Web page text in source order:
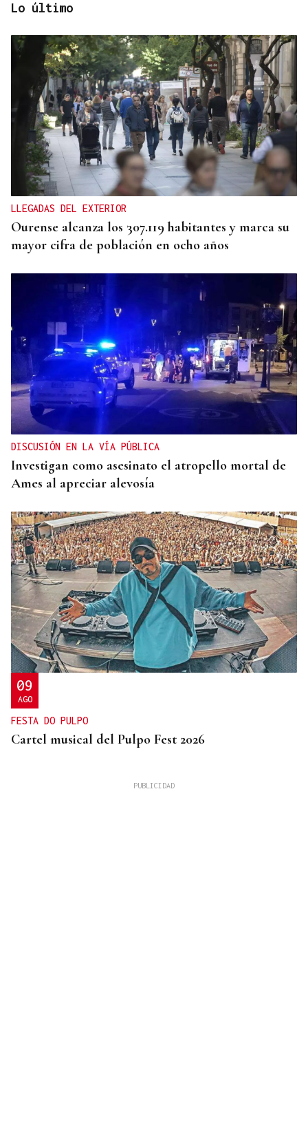
"CAPACIDAD CRÍTICA"
El reparto de menores de Ceuta abre una crisis
entre Gobierno y comunidades
Lo último
LLEGADAS DEL EXTERIOR
Ourense alcanza los 307.119 habitantes y marca su
mayor cifra de población en ocho años
DISCUSIÓN EN LA VÍA PÚBLICA
Investigan como asesinato el atropello mortal de
Ames al apreciar alevosía
09
AGO
FESTA DO PULPO
Cartel musical del Pulpo Fest 2026